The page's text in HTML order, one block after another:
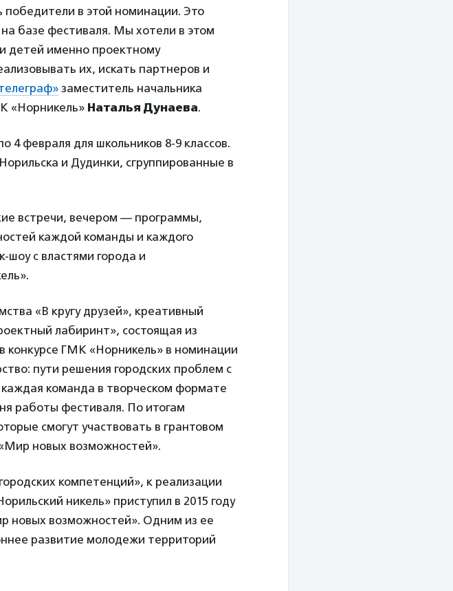
победители в этой номинации. Это
базе фестиваля. Мы хотели в этом
детей именно проектному
их, искать партнеров и
заместитель начальника
«Норникель» Наталья Дунаева.
4 февраля для школьников 8-9 классов.
и Дудинки, сгруппированные в
встречи, вечером — программы,
каждой команды и каждого
шоу с властями города и
«В кругу друзей», креативный
лабиринт», состоящая из
конкурсе ГМК «Норникель» в номинации
пути решения городских проблем с
команда в творческом формате
работы фестиваля. По итогам
смогут участвовать в грантовом
новых возможностей».
компетенций», к реализации
никель» приступил в 2015 году
новых возможностей». Одним из ее
развитие молодежи территорий